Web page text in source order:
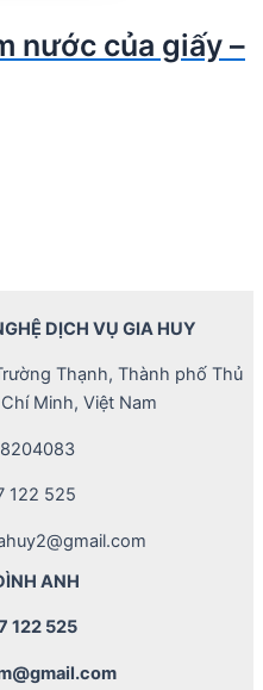
nước của giấy –
DỊCH VỤ GIA HUY
Thạnh, Thành phố Thủ
Minh, Việt Nam
122 525
ANH
122 525